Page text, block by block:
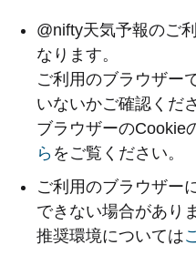
@nifty天気予報のご
なります。
ご利用のブラウザー
いないかご確認くだ
ブラウザーのCookie
ら をご覧ください。
ご利用のブラウザー
できない場合があり
推奨環境については